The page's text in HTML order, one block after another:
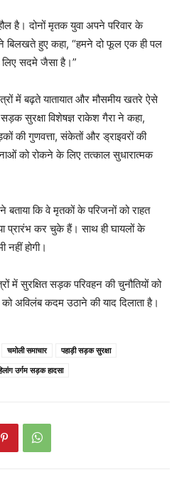
है। दोनों मृतक युवा अपने परिवार के
बिलखते हुए कहा, “हमने दो फूल एक ही पल
लिए सदमे जैसा है।”
में बढ़ते यातायात और मौसमीय खतरे ऐसे
सुरक्षा विशेषज्ञ राकेश गैरा ने कहा,
की गुणवत्ता, संकेतों और ड्राइवरों की
को रोकने के लिए तत्काल सुधारात्मक
कि वे मृतकों के परिजनों को राहत
प्रारंभ कर चुके हैं। साथ ही घायलों के
नहीं होगी।
में सुरक्षित सड़क परिवहन की चुनौतियों को
अविलंब कदम उठाने की याद दिलाता है।
चमोली समाचार
पहाड़ी सड़क सुरक्षा
उर्गम सड़क हादसा